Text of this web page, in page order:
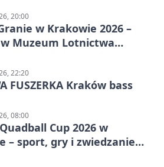
20:00
w Krakowie 2026 –
Muzeum Lotnictwa
22:20
FUSZERKA Kraków bass
08:00
Cup 2026 w
– sport, gry i zwiedzanie